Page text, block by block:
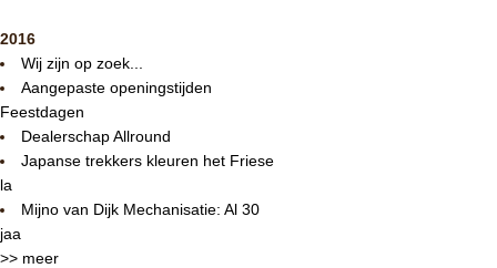
2016
Wij zijn op zoek...
Aangepaste openingstijden
Feestdagen
Dealerschap Allround
Japanse trekkers kleuren het Friese
la
Mijno van Dijk Mechanisatie: Al 30
jaa
>> meer